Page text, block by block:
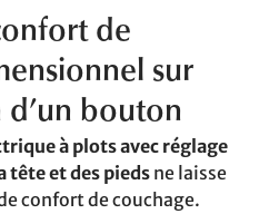
de
sur
d’un bouton
à plots avec réglage
tête et des pieds ne laisse
confort de couchage.